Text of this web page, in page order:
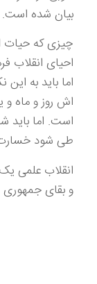
بیان شده است.
چیزی که حیات
احیای انقلاب
اما باید به
اش روز و ماه
است. اما باید
طی شود خسارت
انقلاب علمی
و بقای